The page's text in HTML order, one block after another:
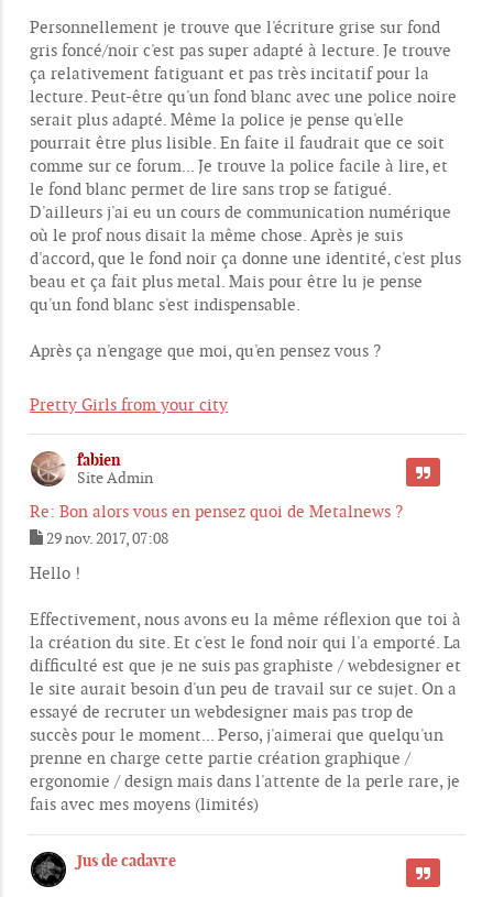
a
g
e
Personnellement je trouve que l'écriture grise sur fond
gris foncé/noir c'est pas super adapté à lecture. Je trouve
ça relativement fatiguant et pas très incitatif pour la
lecture. Peut-être qu'un fond blanc avec une police noire
serait plus adapté. Même la police je pense qu'elle
pourrait être plus lisible. En faite il faudrait que ce soit
comme sur ce forum... Je trouve la police facile à lire, et
le fond blanc permet de lire sans trop se fatigué.
D'ailleurs j'ai eu un cours de communication numérique
où le prof nous disait la même chose. Après je suis
d'accord, que le fond noir ça donne une identité, c'est plus
beau et ça fait plus metal. Mais pour être lu je pense
qu'un fond blanc s'est indispensable.
Après ça n'engage que moi, qu'en pensez vous ?
Pretty Girls from your city
fabien
Site Admin
Re: Bon alors vous en pensez quoi de Metalnews ?
CITER
e
a
g
e
29 nov. 2017, 07:08
Hello !
Effectivement, nous avons eu la même réflexion que toi à
la création du site. Et c'est le fond noir qui l'a emporté. La
difficulté est que je ne suis pas graphiste / webdesigner et
le site aurait besoin d'un peu de travail sur ce sujet. On a
essayé de recruter un webdesigner mais pas trop de
succès pour le moment... Perso, j'aimerai que quelqu'un
prenne en charge cette partie création graphique /
ergonomie / design mais dans l'attente de la perle rare, je
fais avec mes moyens (limités)
Jus de cadavre
CITER